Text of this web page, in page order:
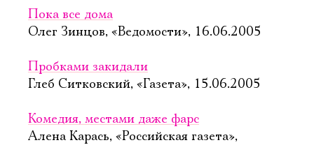
Пока все дома
Олег Зинцов, «Ведомости», 16.06.2005
Пробками закидали
Глеб Ситковский, «Газета», 15.06.2005
Комедия, местами даже фарс
Алена Карась, «Российская газета»,